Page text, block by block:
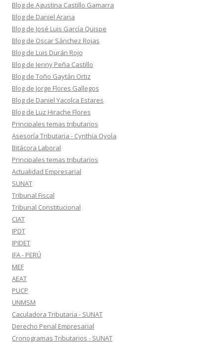
Blog de Agustina Castillo Gamarra
Blog de Daniel Arana
Blog de José Luis García Quispe
Blog de Oscar Sánchez Rojas
Blog de Luis Durán Rojo
Blog de Jenny Peña Castillo
Blog de Toño Gaytán Ortiz
Blog de Jorge Flores Gallegos
Blog de Daniel Yacolca Estares
Blog de Luz Hirache Flores
Principales temas tributarios
Asesoría Tributaria - Cynthia Oyola
Bitácora Laboral
Principales temas tributarios
Actualidad Empresarial
SUNAT
Tribunal Fiscal
Tribunal Constitucional
CIAT
IPDT
IPIDET
IFA - PERÚ
MEF
AEAT
PUCP
UNMSM
Caculadora Tributaria - SUNAT
Derecho Penal Empresarial
Cronogramas Tributarios - SUNAT